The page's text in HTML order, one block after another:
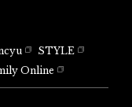
STYLE
Online